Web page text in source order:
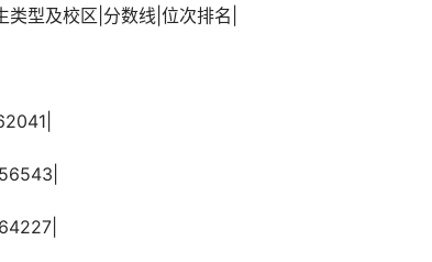
型及校区|分数线|位次排名|